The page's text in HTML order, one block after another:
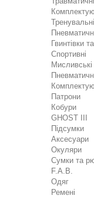
Гвинтівки
Спортивні
Мисливські
Патрони
Кобури
GHOST III
Підсумки
Аксесуари
Окуляри
Сумки та
F.A.B.
Одяг
Ремені